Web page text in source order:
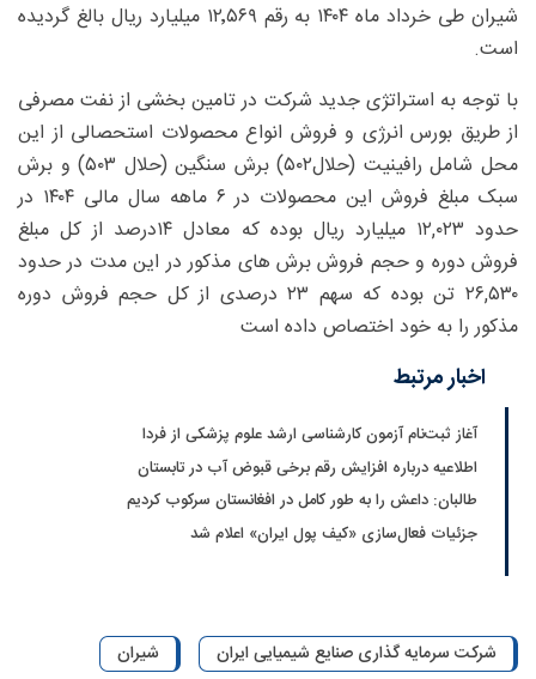
شیران طی خرداد ماه ۱۴۰۴ به رقم ۱۲٬۵۶۹ میلیارد ریال بالغ گردیده
است.
با توجه به استراتژی جدید شرکت در تامین بخشی از نفت مصرفی
از طریق بورس انرژی و فروش انواع محصولات استحصالی از این
محل شامل رافینیت (حلال۵۰۲) برش سنگین (حلال ۵۰۳) و برش
سبک مبلغ فروش این محصولات در ۶ ماهه سال مالی ۱۴۰۴ در
حدود ۱۲,۰۲۳ میلیارد ریال بوده که معادل ۱۴درصد از کل مبلغ
فروش دوره و حجم فروش برش های مذکور در این مدت در حدود
۲۶,۵۳۰ تن بوده که سهم ۲۳ درصدی از کل حجم فروش دوره
مذکور را به خود اختصاص داده است
اخبار مرتبط
آغاز ثبت‌نام‌ آزمون کارشناسی ارشد علوم پزشکی از فردا
اطلاعیه درباره افزایش رقم برخی قبوض آب در تابستان
طالبان: داعش را به طور کامل در افغانستان سرکوب کردیم
جزئیات فعال‌سازی «کیف پول ایران» اعلام شد
شرکت سرمایه گذاری صنایع شیمیایی ایران شیران